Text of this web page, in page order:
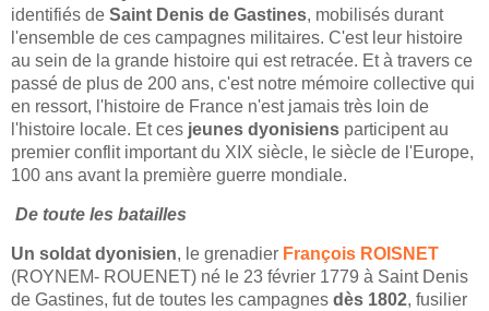
identifiés de Saint Denis de Gastines, mobilisés durant
l'ensemble de ces campagnes militaires. C'est leur histoire
au sein de la grande histoire qui est retracée. Et à travers ce
passé de plus de 200 ans, c'est notre mémoire collective qui
en ressort, l'histoire de France n'est jamais très loin de
l'histoire locale. Et ces jeunes dyonisiens participent au
premier conflit important du XIX siècle, le siècle de l'Europe,
100 ans avant la première guerre mondiale.
De toute les batailles
Un soldat dyonisien, le grenadier François ROISNET
(ROYNEM- ROUENET) né le 23 février 1779 à Saint Denis
de Gastines, fut de toutes les campagnes dès 1802, fusilier